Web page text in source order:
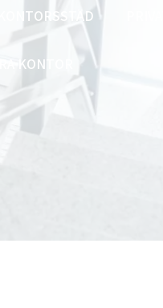
KONTORSSTÄD
KONTOR